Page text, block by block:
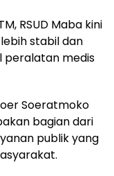
RSUD Maba kini
stabil dan
peralatan medis
Soeratmoko
bagian dari
publik yang